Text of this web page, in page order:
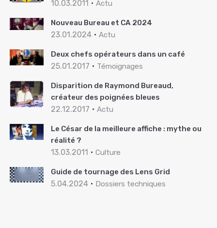
10.03.2011 Actu
Nouveau Bureau et CA 2024
23.01.2024 Actu
Deux chefs opérateurs dans un café
25.01.2017 Témoignages
Disparition de Raymond Bureaud,
créateur des poignées bleues
22.12.2017 Actu
Le César de la meilleure affiche : mythe ou
réalité ?
13.03.2011 Culture
Guide de tournage des Lens Grid
5.04.2024 Dossiers techniques